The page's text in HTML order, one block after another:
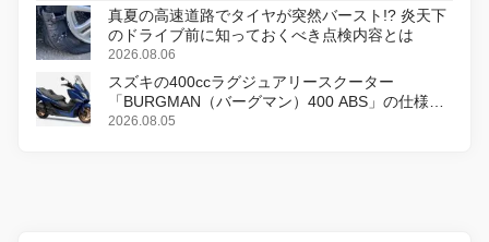
真夏の高速道路でタイヤが突然バースト!? 炎天下
のドライブ前に知っておくべき点検内容とは
2026.08.06
スズキの400ccラグジュアリースクーター
「BURGMAN（バーグマン）400 ABS」の仕様を
変更し、8月18日に発売
2026.08.05